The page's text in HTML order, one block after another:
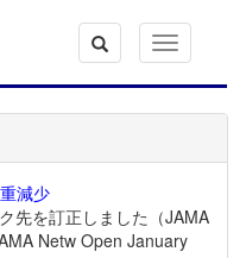
Toggle
navigation
減少
先を訂正しました（JAMA
Netw Open January